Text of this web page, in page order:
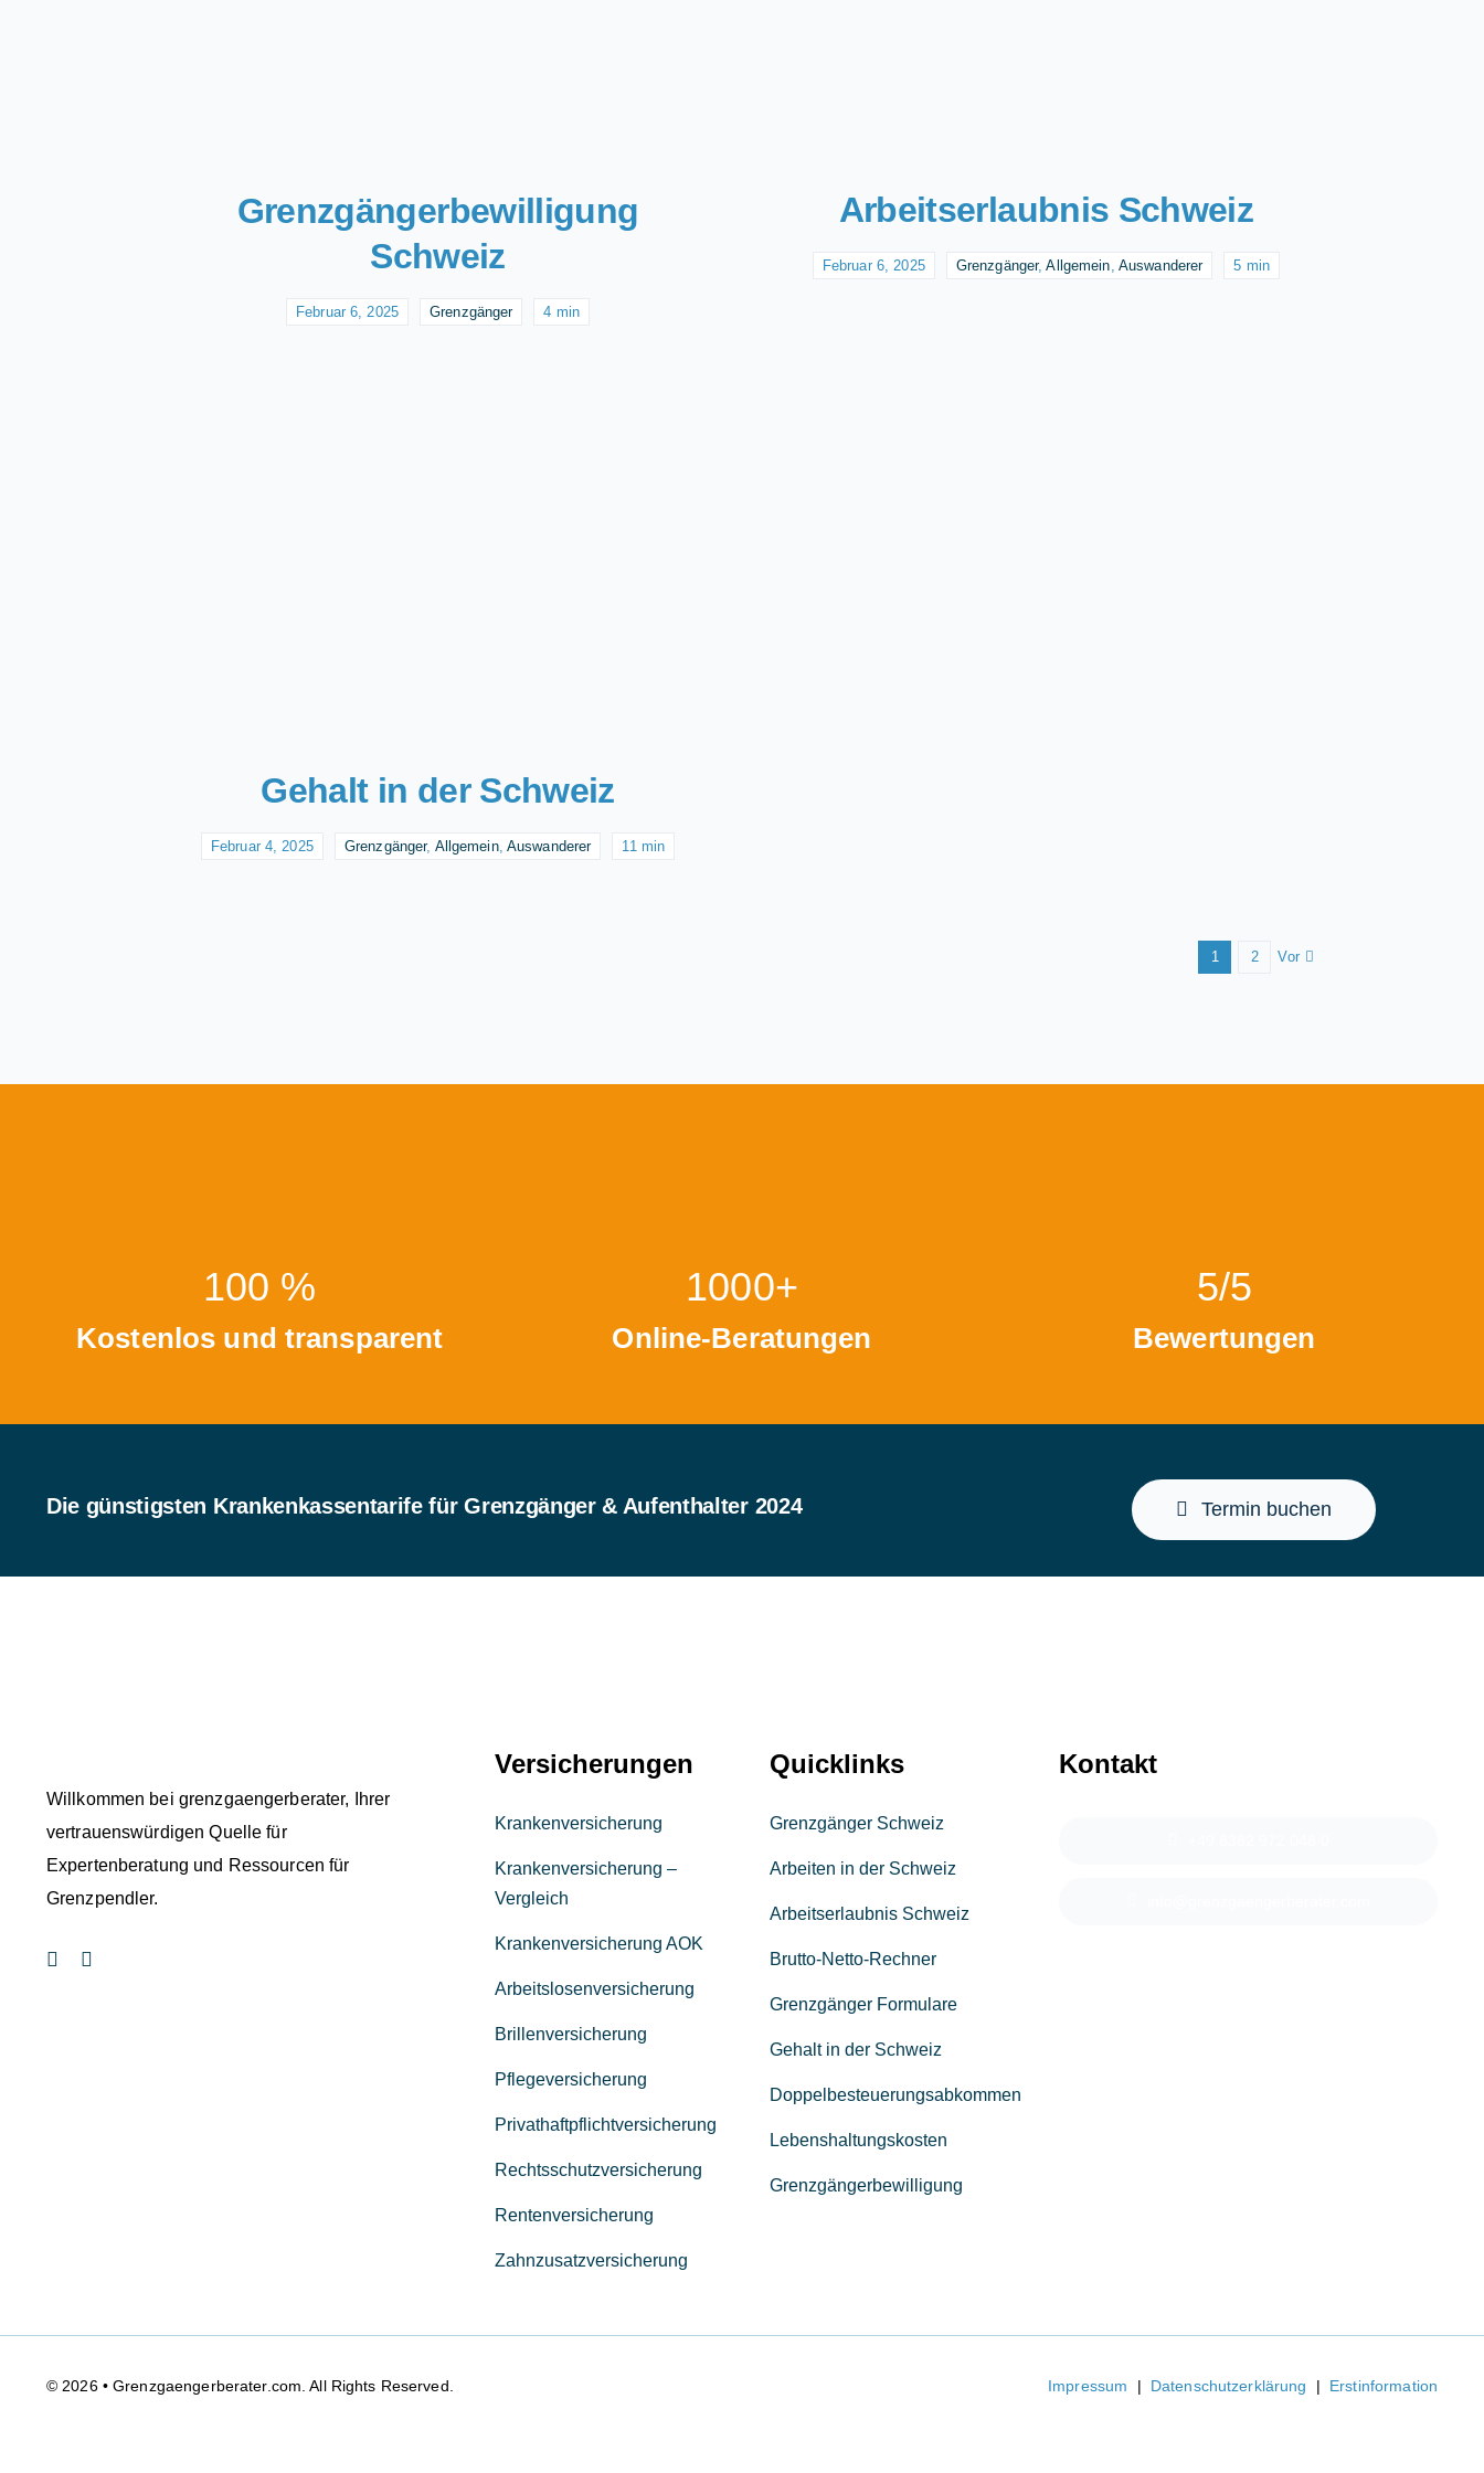
Grenzgängerbewilligung
Schweiz
Februar 6, 2025 Grenzgänger 4 min
Arbeitserlaubnis Schweiz
Februar 6, 2025 Grenzgänger,Allgemein, Auswanderer 5 min
Gehalt in der Schweiz
Februar 4, 2025 Grenzgänger, Allgemein, Auswanderer 11 min
1 2 Vor
100 %
Kostenlos und transparent
1000+
Online-Beratungen
5/5
Bewertungen
Die günstigsten Krankenkassentarife für Grenzgänger & Aufenthalter 2024 Termin buchen
Willkommen bei grenzgaengerberater, Ihrer
vertrauenswürdigen Quelle für
Expertenberatung und Ressourcen für
Grenzpendler.
Versicherungen
Krankenversicherung
Krankenversicherung –
Vergleich
Krankenversicherung AOK
Arbeitslosenversicherung
Brillenversicherung
Pflegeversicherung
Privathaftpflichtversicherung
Rechtsschutzversicherung
Rentenversicherung
Zahnzusatzversicherung
Quicklinks
Grenzgänger Schweiz
Arbeiten in der Schweiz
Arbeitserlaubnis Schweiz
Brutto-Netto-Rechner
Grenzgänger Formulare
Gehalt in der Schweiz
Doppelbesteuerungsabkommen
Lebenshaltungskosten
Grenzgängerbewilligung
Kontakt
© 2026 • Grenzgaengerberater.com. All Rights Reserved. Impressum | Datenschutzerklärung | Erstinformation